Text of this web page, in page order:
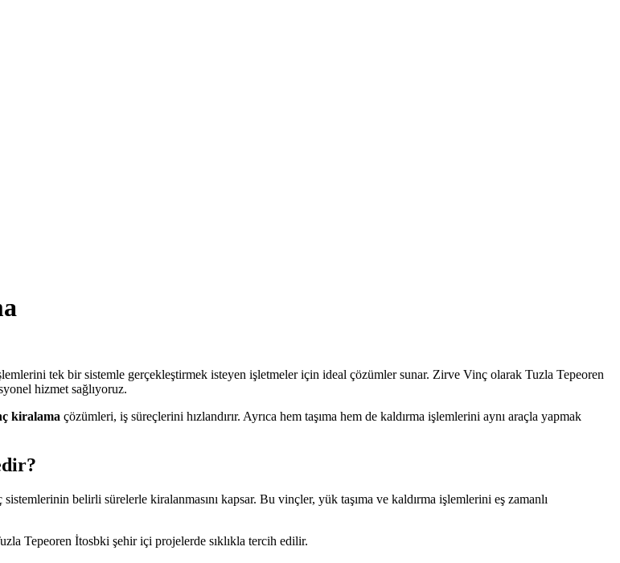
tek bir sistemle gerçekleştirmek isteyen işletmeler için ideal çözümler sunar. Zirve Vinç olarak Tuzla Tepeoren
hizmet sağlıyoruz.
kiralama çözümleri, iş süreçlerini hızlandırır. Ayrıca hem taşıma hem de kaldırma işlemlerini aynı araçla yapmak
belirli sürelerle kiralanmasını kapsar. Bu vinçler, yük taşıma ve kaldırma işlemlerini eş zamanlı
Tepeoren İtosbki şehir içi projelerde sıklıkla tercih edilir.